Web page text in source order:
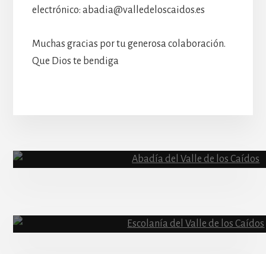
electrónico: abadia@valledeloscaidos.es
Muchas gracias por tu generosa colaboración.
Que Dios te bendiga
Content